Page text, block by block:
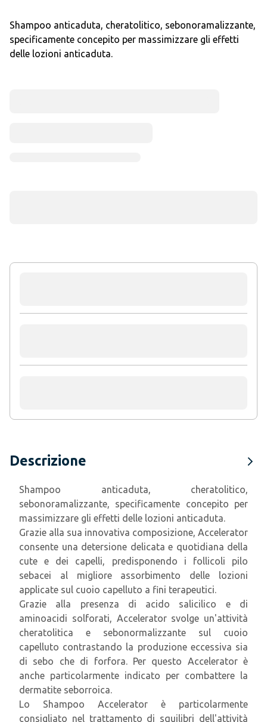
Shampoo anticaduta, cheratolitico, sebonoramalizzante,
specificamente concepito per massimizzare gli effetti
delle lozioni anticaduta.
Descrizione
Shampoo anticaduta, cheratolitico,
sebonoramalizzante, specificamente concepito per
massimizzare gli effetti delle lozioni anticaduta.
Grazie alla sua innovativa composizione, Accelerator
consente una detersione delicata e quotidiana della
cute e dei capelli, predisponendo i follicoli pilo
sebacei al migliore assorbimento delle lozioni
applicate sul cuoio capelluto a fini terapeutici.
Grazie alla presenza di acido salicilico e di
aminoacidi solforati, Accelerator svolge un'attività
cheratolitica e sebonormalizzante sul cuoio
capelluto contrastando la produzione eccessiva sia
di sebo che di forfora. Per questo Accelerator è
anche particolarmente indicato per combattere la
dermatite seborroica.
Lo Shampoo Accelerator è particolarmente
consigliato nel trattamento di squilibri dell'attività